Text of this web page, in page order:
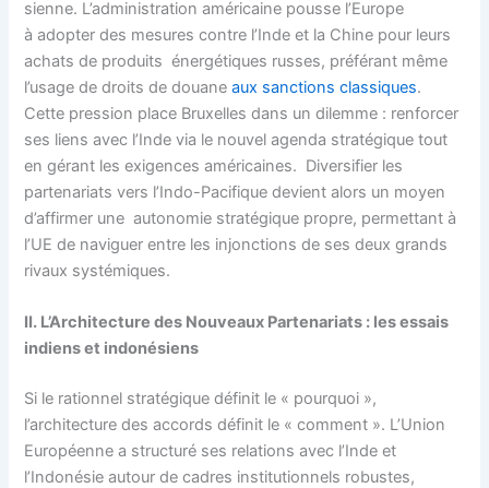
sienne. L’administration américaine pousse l’Europe
à adopter des mesures contre l’Inde et la Chine pour leurs
achats de produits énergétiques russes, préférant même
l’usage de droits de douane aux sanctions classiques.
Cette pression place Bruxelles dans un dilemme : renforcer
ses liens avec l’Inde via le nouvel agenda stratégique tout
en gérant les exigences américaines. Diversifier les
partenariats vers l’Indo-Pacifique devient alors un moyen
d’affirmer une autonomie stratégique propre, permettant à
l’UE de naviguer entre les injonctions de ses deux grands
rivaux systémiques.
II. L’Architecture des Nouveaux Partenariats : les essais
indiens et indonésiens
Si le rationnel stratégique définit le « pourquoi »,
l’architecture des accords définit le « comment ». L’Union
Européenne a structuré ses relations avec l’Inde et
l’Indonésie autour de cadres institutionnels robustes,